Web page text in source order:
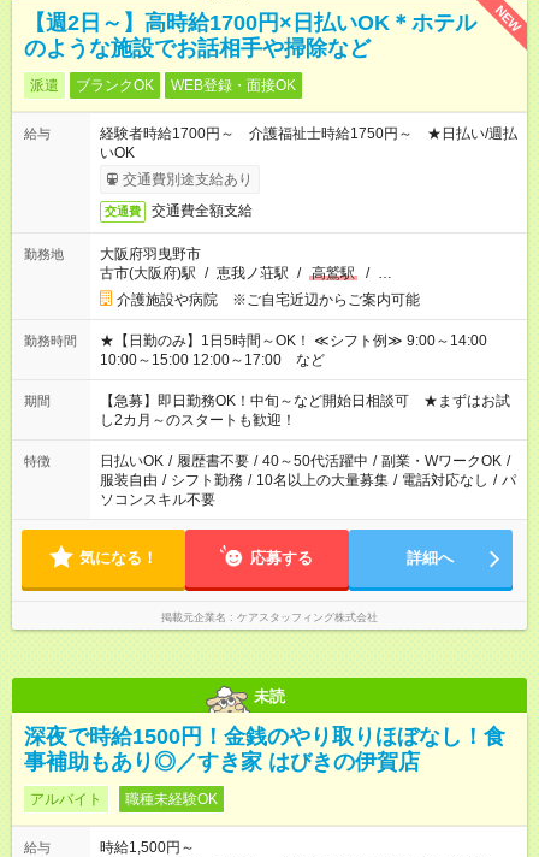
NEW
【週2日～】高時給1700円×日払いOK＊ホテル
のような施設でお話相手や掃除など
派遣 ブランクOK WEB登録・面接OK
給与
経験者時給1700円～ 介護福祉士時給1750円～ ★日払い/週払
いOK
交通費別途支給あり
交通費 交通費全額支給
勤務地
大阪府羽曳野市
古市(大阪府)駅 / 恵我ノ荘駅 / 高鷲駅 / …
介護施設や病院 ※ご自宅近辺からご案内可能
勤務時間
★【日勤のみ】1日5時間～OK！ ≪シフト例≫ 9:00～14:00
10:00～15:00 12:00～17:00 など
期間
【急募】即日勤務OK！中旬～など開始日相談可 ★まずはお試
し2カ月～のスタートも歓迎！
特徴 日払いOK / 履歴書不要 / 40～50代活躍中 / 副業・WワークOK /
服装自由 / シフト勤務 / 10名以上の大量募集 / 電話対応なし / パ
ソコンスキル不要
気になる！ 応募する 詳細へ
掲載元企業名 ケアスタッフィング株式会社
未読
深夜で時給1500円！金銭のやり取りほぼなし！食
事補助もあり◎／すき家 はびきの伊賀店
アルバイト 職種未経験OK
給与
時給1,500円～